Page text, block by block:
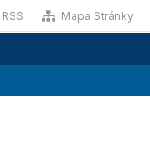
RSS Mapa Stránky